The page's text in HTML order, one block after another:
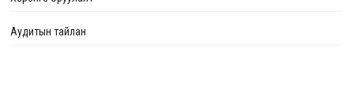
Хөдөлмөрийн аюулгүй байдал эрүүл ахуйн заавар, зааварчилгаа –
Аудитын тайлан